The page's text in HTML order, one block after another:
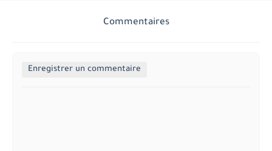
Commentaires
Enregistrer un commentaire